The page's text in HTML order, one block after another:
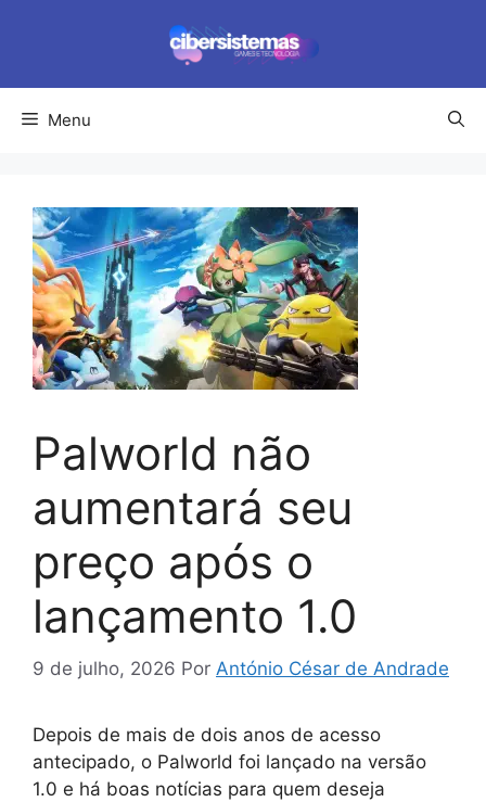
conteúdo
Menu
Palworld não
aumentará seu
preço após o
lançamento 1.0
9 de julho, 2026 Por António César de Andrade
Depois de mais de dois anos de acesso
antecipado, o Palworld foi lançado na versão
1.0 e há boas notícias para quem deseja